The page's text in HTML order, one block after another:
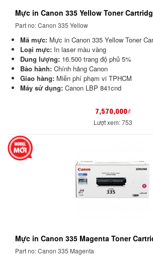
Mực in Canon 335 Yellow Toner
Part no: Canon 335 Yellow
Mã mực: Mực in Canon 335 Yellow Toner
Loại mực: In laser màu vàng
Dung lượng: 16.500 trang độ phủ 5%
Bảo hành: Chính hãng Canon
Giao hàng: Miễn phí phạm vi TPHCM
Máy sử dụng: Canon LBP 841cnd
7,570,000₫
Lượt xem: 753
Mực in Canon 335 Magenta Toner
Part no: Canon 335 Magenta